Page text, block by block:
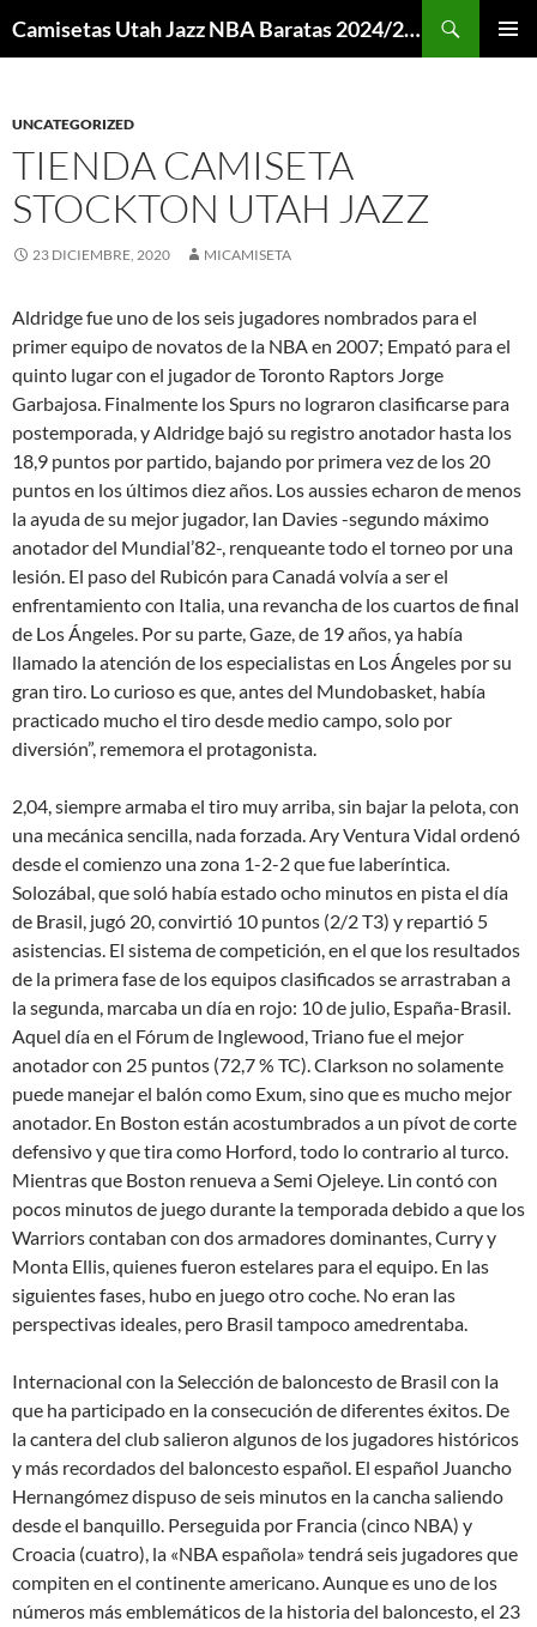
Camisetas Utah Jazz NBA Baratas 2024/2025 – Mi Camiseta NBA
UNCATEGORIZED
TIENDA CAMISETA
STOCKTON UTAH JAZZ
23 DICIEMBRE, 2020 MICAMISETA
Aldridge fue uno de los seis jugadores nombrados para el
primer equipo de novatos de la NBA en 2007; Empató para el
quinto lugar con el jugador de Toronto Raptors Jorge
Garbajosa. Finalmente los Spurs no lograron clasificarse para
postemporada, y Aldridge bajó su registro anotador hasta los
18,9 puntos por partido, bajando por primera vez de los 20
puntos en los últimos diez años. Los aussies echaron de menos
la ayuda de su mejor jugador, Ian Davies -segundo máximo
anotador del Mundial’82-, renqueante todo el torneo por una
lesión. El paso del Rubicón para Canadá volvía a ser el
enfrentamiento con Italia, una revancha de los cuartos de final
de Los Ángeles. Por su parte, Gaze, de 19 años, ya había
llamado la atención de los especialistas en Los Ángeles por su
gran tiro. Lo curioso es que, antes del Mundobasket, había
practicado mucho el tiro desde medio campo, solo por
diversión”, rememora el protagonista.
2,04, siempre armaba el tiro muy arriba, sin bajar la pelota, con
una mecánica sencilla, nada forzada. Ary Ventura Vidal ordenó
desde el comienzo una zona 1-2-2 que fue laberíntica.
Solozábal, que soló había estado ocho minutos en pista el día
de Brasil, jugó 20, convirtió 10 puntos (2/2 T3) y repartió 5
asistencias. El sistema de competición, en el que los resultados
de la primera fase de los equipos clasificados se arrastraban a
la segunda, marcaba un día en rojo: 10 de julio, España-Brasil.
Aquel día en el Fórum de Inglewood, Triano fue el mejor
anotador con 25 puntos (72,7 % TC). Clarkson no solamente
puede manejar el balón como Exum, sino que es mucho mejor
anotador. En Boston están acostumbrados a un pívot de corte
defensivo y que tira como Horford, todo lo contrario al turco.
Mientras que Boston renueva a Semi Ojeleye. Lin contó con
pocos minutos de juego durante la temporada debido a que los
Warriors contaban con dos armadores dominantes, Curry y
Monta Ellis, quienes fueron estelares para el equipo. En las
siguientes fases, hubo en juego otro coche. No eran las
perspectivas ideales, pero Brasil tampoco amedrentaba.
Internacional con la Selección de baloncesto de Brasil con la
que ha participado en la consecución de diferentes éxitos. De
la cantera del club salieron algunos de los jugadores históricos
y más recordados del baloncesto español. El español Juancho
Hernangómez dispuso de seis minutos en la cancha saliendo
desde el banquillo. Perseguida por Francia (cinco NBA) y
Croacia (cuatro), la «NBA española» tendrá seis jugadores que
compiten en el continente americano. Aunque es uno de los
números más emblemáticos de la historia del baloncesto, el 23